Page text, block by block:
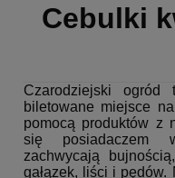
Cebulki
Czarodziejski
biletowane miejsce
pomocą produktów z
się posiadaczem
zachwycają
gałązek, liści i